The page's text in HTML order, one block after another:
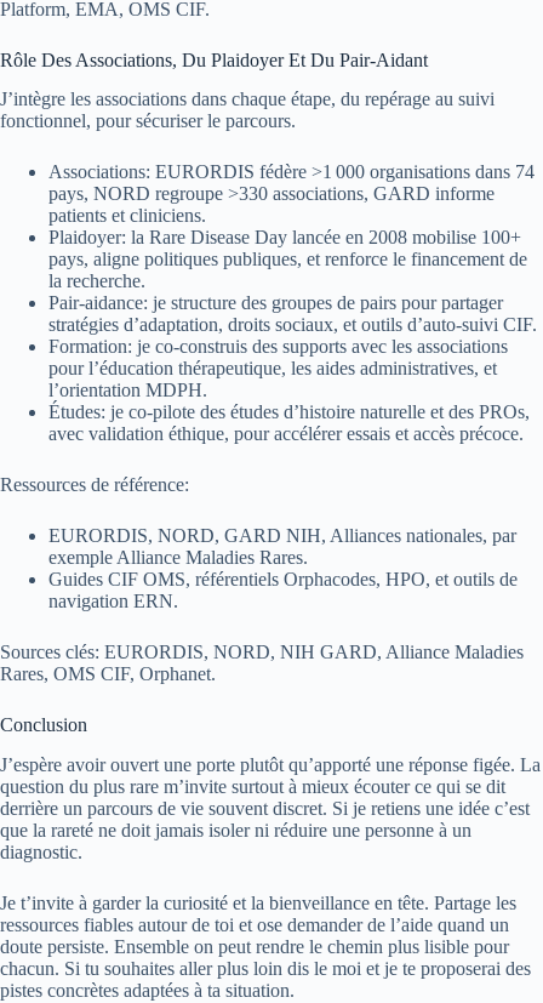
Platform, EMA, OMS CIF.
Rôle Des Associations, Du Plaidoyer Et Du Pair-Aidant
J’intègre les associations dans chaque étape, du repérage au suivi
fonctionnel, pour sécuriser le parcours.
Associations: EURORDIS fédère >1 000 organisations dans 74
pays, NORD regroupe >330 associations, GARD informe
patients et cliniciens.
Plaidoyer: la Rare Disease Day lancée en 2008 mobilise 100+
pays, aligne politiques publiques, et renforce le financement de
la recherche.
Pair-aidance: je structure des groupes de pairs pour partager
stratégies d’adaptation, droits sociaux, et outils d’auto-suivi CIF.
Formation: je co-construis des supports avec les associations
pour l’éducation thérapeutique, les aides administratives, et
l’orientation MDPH.
Études: je co-pilote des études d’histoire naturelle et des PROs,
avec validation éthique, pour accélérer essais et accès précoce.
Ressources de référence:
EURORDIS, NORD, GARD NIH, Alliances nationales, par
exemple Alliance Maladies Rares.
Guides CIF OMS, référentiels Orphacodes, HPO, et outils de
navigation ERN.
Sources clés: EURORDIS, NORD, NIH GARD, Alliance Maladies
Rares, OMS CIF, Orphanet.
Conclusion
J’espère avoir ouvert une porte plutôt qu’apporté une réponse figée. La
question du plus rare m’invite surtout à mieux écouter ce qui se dit
derrière un parcours de vie souvent discret. Si je retiens une idée c’est
que la rareté ne doit jamais isoler ni réduire une personne à un
diagnostic.
Je t’invite à garder la curiosité et la bienveillance en tête. Partage les
ressources fiables autour de toi et ose demander de l’aide quand un
doute persiste. Ensemble on peut rendre le chemin plus lisible pour
chacun. Si tu souhaites aller plus loin dis le moi et je te proposerai des
pistes concrètes adaptées à ta situation.